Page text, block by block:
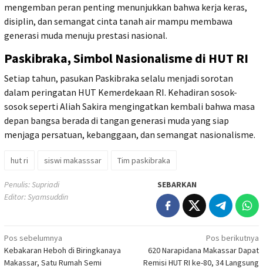
mengemban peran penting menunjukkan bahwa kerja keras,
disiplin, dan semangat cinta tanah air mampu membawa
generasi muda menuju prestasi nasional.
Paskibraka, Simbol Nasionalisme di HUT RI
Setiap tahun, pasukan Paskibraka selalu menjadi sorotan
dalam peringatan HUT Kemerdekaan RI. Kehadiran sosok-
sosok seperti Aliah Sakira mengingatkan kembali bahwa masa
depan bangsa berada di tangan generasi muda yang siap
menjaga persatuan, kebanggaan, dan semangat nasionalisme.
hut ri siswi makasssar Tim paskibraka
Penulis: Supriadi
Editor: Syamsuddin
SEBARKAN
Navigasi
pos
Pos sebelumnya
Kebakaran Heboh di Biringkanaya
Makassar, Satu Rumah Semi
Pos berikutnya
620 Narapidana Makassar Dapat
Remisi HUT RI ke-80, 34 Langsung